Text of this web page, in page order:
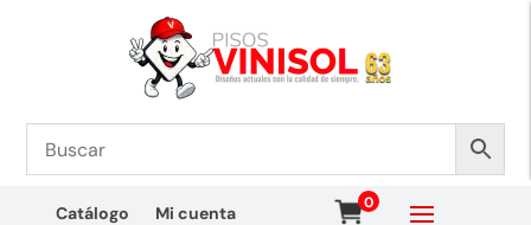
Catálogo Mi cuenta
0